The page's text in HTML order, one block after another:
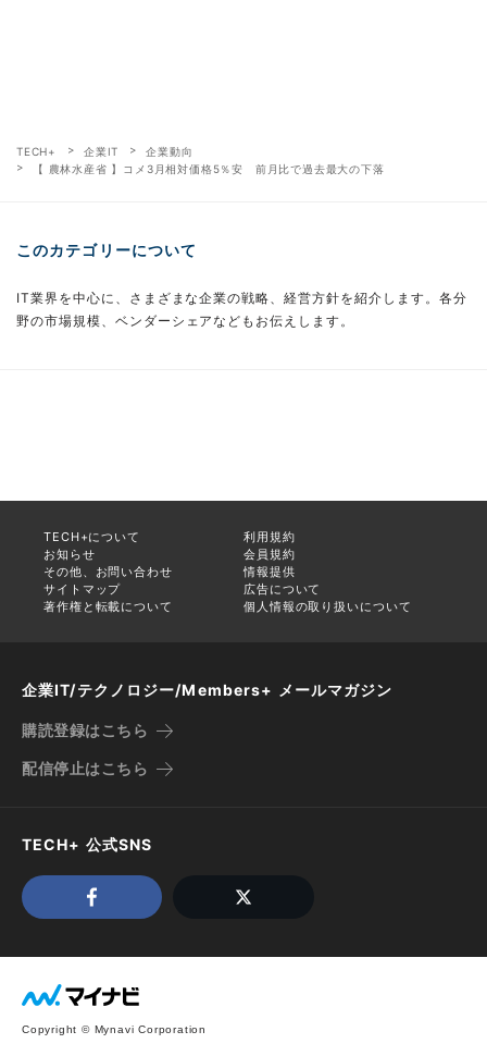
TECH+ 企業IT
企業動向
【 農林水産省 】コメ3月相対価格5％安 前月比で過去最大の下落
このカテゴリーについて
IT業界を中心に、さまざまな企業の戦略、経営方針を紹介します。各分
野の市場規模、ベンダーシェアなどもお伝えします。
TECH+について
利用規約
お知らせ
会員規約
その他、お問い合わせ
情報提供
サイトマップ
広告について
著作権と転載について
個人情報の取り扱いについて
企業IT/テクノロジー/Members+ メールマガジン
購読登録はこちら
配信停止はこちら
TECH+ 公式SNS
Copyright © Mynavi Corporation